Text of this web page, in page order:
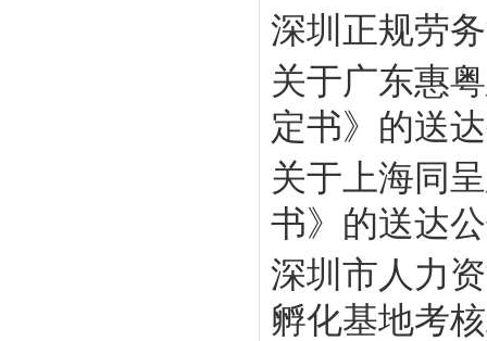
深圳正规劳
关于广东惠
定书》的送
关于上海同
书》的送达
深圳市人力
孵化基地考